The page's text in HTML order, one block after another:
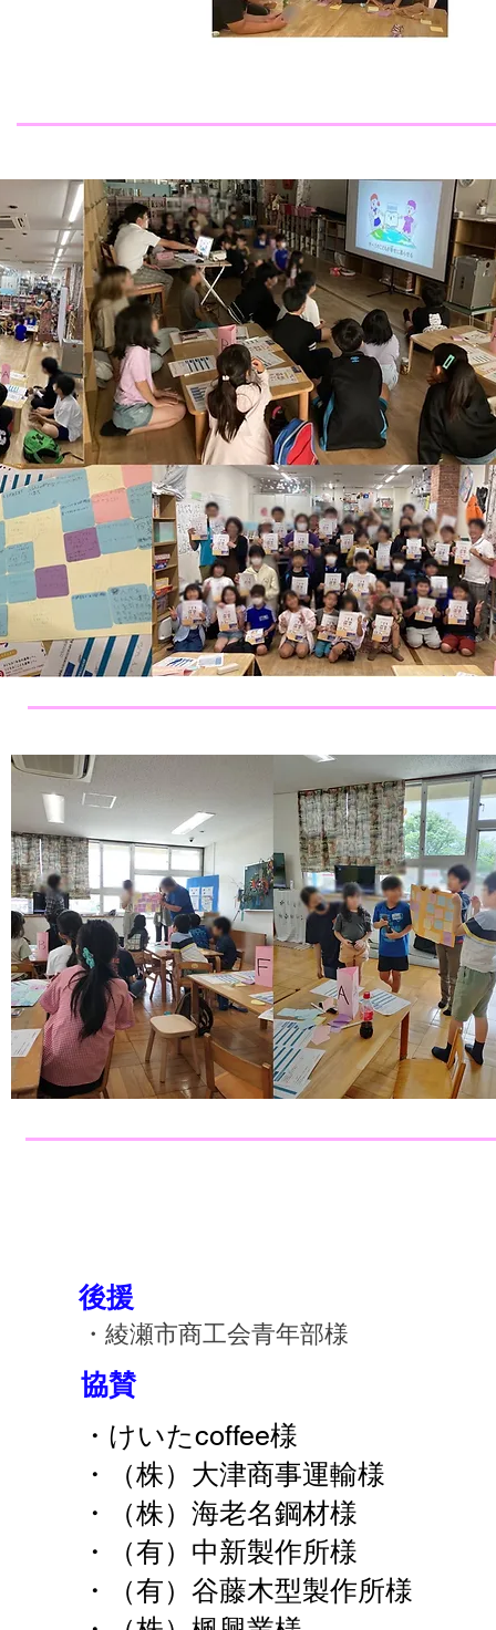
後援
・綾瀬市商工会青年部様
協賛
・けいたcoffee様
・（株）大津商事運輸様
・（株）海老名鋼材様
・（有）中新製作所様
・（有）谷藤木型製作所様